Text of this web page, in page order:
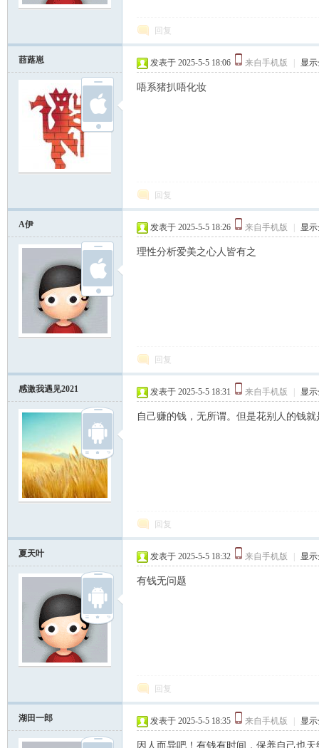
回复
莔蕗崽 发表于 2025-5-5 18:06 来自手机版 显
唔系猪扒唔化妆
回复
A伊 发表于 2025-5-5 18:26 来自手机版 显
理性分析爱美之心人皆有之
回复
感激我遇见2021 发表于 2025-5-5 18:31 来自手机版 显
自己赚的钱，无所谓。但是花别人的钱
回复
夏天叶 发表于 2025-5-5 18:32 来自手机版 显
有钱无问题
回复
湖田一郎 发表于 2025-5-5 18:35 来自手机版 显
因人而异吧！有钱有时间，保养自己也天